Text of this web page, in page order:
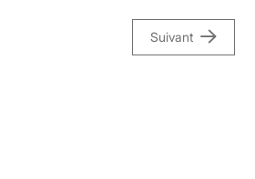
Suivant